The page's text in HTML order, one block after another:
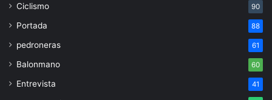
Ciclismo 90
Portada 88
pedroneras 61
Balonmano 60
Entrevista 41